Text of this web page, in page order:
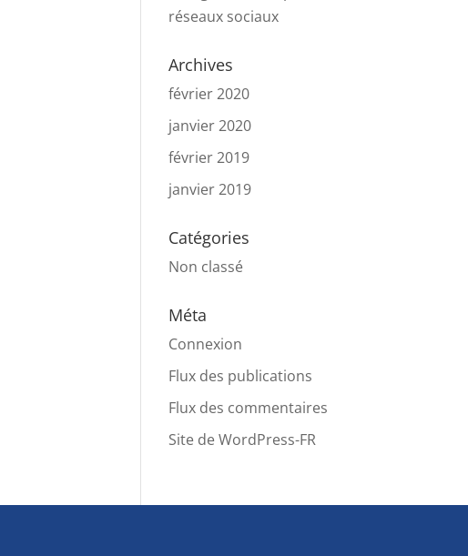
réseaux sociaux
Archives
février 2020
janvier 2020
février 2019
janvier 2019
Catégories
Non classé
Méta
Connexion
Flux des publications
Flux des commentaires
Site de WordPress-FR